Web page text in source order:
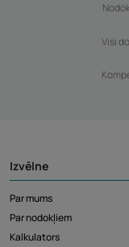
Visi
Izvēlne
Par mums
Par nodokļiem
Kalkulators